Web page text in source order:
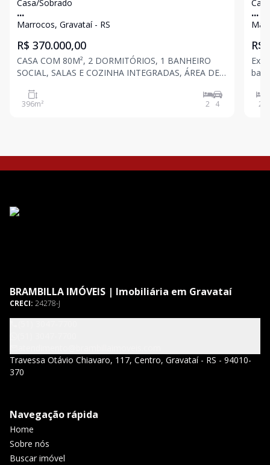
Casa/Sobrado
...
Marrocos, Gravataí - RS
R$ 370.000,00
CASA COM 80M², 2 DORMITÓRIOS, 1 BANHEIRO
SOCIAL, SALAS E COZINHA INTEGRADAS, ÁREA DE
FRENTE DO IMÓVEL. 4 VAGAS PARA CARRO.
396m² 2 4
...
R$
bairro
2
BRAMBILLA IMÓVEIS | Imobiliária em Gravataí
CRECI: 24278-J
Travessa Otávio Chiavaro, 117, Centro, Gravataí - RS - 94010-
370
Navegação rápida
Home
Sobre nós
Buscar imóvel